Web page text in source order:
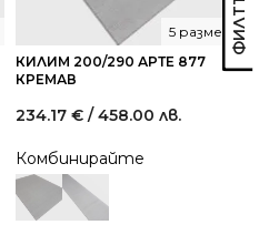
КИЛИМ 200/290 АРТЕ 877
КРЕМАВ
5 размера
234.17 € / 458.00 лв.
Комбинирайте